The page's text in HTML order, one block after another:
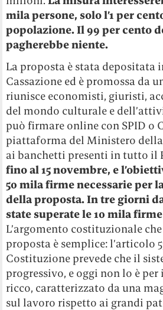
mila persone, solo l’1 per
popolazione. Il 99 per cento
pagherebbe niente.
La proposta è stata depositata
Cassazione ed è promossa da
riunisce economisti, giuristi,
del mondo culturale e
può firmare online con SPID o
piattaforma del Ministero
ai banchetti presenti in tutto il
fino al 15 novembre, e
50 mila firme necessarie per
della proposta. In tre giorni
state superate le 10 mila
L’argomento costituzionale
proposta è semplice: l’articolo
Costituzione prevede che il
progressivo, e oggi non lo è per
ricco, caratterizzato da una
sul lavoro rispetto ai grandi